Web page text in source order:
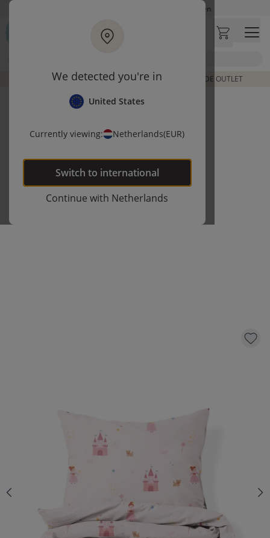
We detected you're in
United States
Currently viewing: Netherlands(EUR)
Switch to international
Continue with Netherlands
Ga naar hoofdinhoudOp werkdagen besteld, zelfde dag verzonden
Let op: vertraging bij PostNL. Levering duurt mogelijk langer
Bezoek onze concept store
DE LAATSTE ITEMS UIT VORIGE COLLECTIES | SHOP DE OUTLET